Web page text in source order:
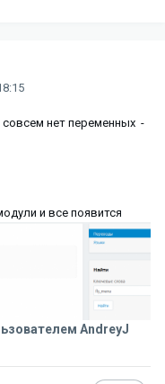
нет переменных -
и все появится
AndreyJ